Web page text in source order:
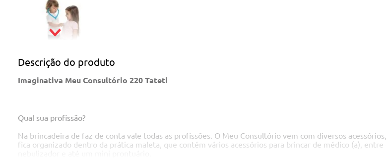
Descrição do produto
Imaginativa Meu Consultório 220 Tateti
Qual sua profissão?
Na brincadeira de faz de conta vale todas as profissões. O Meu Consultório vem com diversos
fica organizado dentro da prática maleta, que contém vários acessórios para brincar de médico (a),